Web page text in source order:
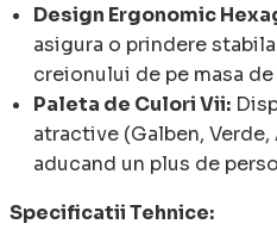
Design Ergonomic
asigura o prindere
creionului de pe masa
Paleta de Culori Vii:
atractive (Galben,
aducand un plus de
Specificatii Tehnice: